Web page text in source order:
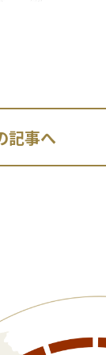
記事へ